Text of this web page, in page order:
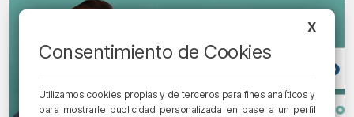
X
Consentimiento de Cookies
Utilizamos cookies propias y de terceros para fines analíticos y
para mostrarle publicidad personalizada en base a un perfil